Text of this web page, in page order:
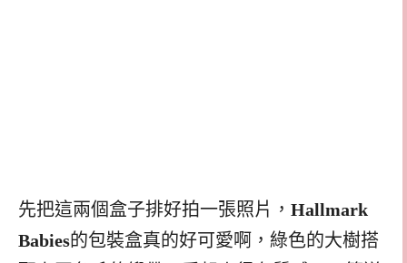
先把這兩個盒子排好拍一張照片， Hallmark
Babies的包裝盒真的好可愛啊，綠色的大樹搭